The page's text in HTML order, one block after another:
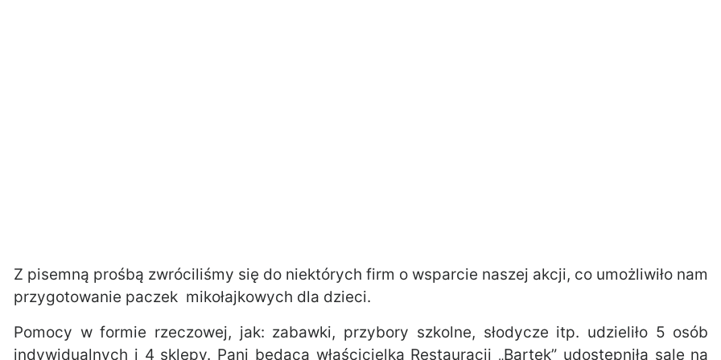
Z pisemną prośbą zwróciliśmy się do niektórych firm o wsparcie naszej akcji, co umożliwiło nam
przygotowanie paczek mikołajkowych dla dzieci.
Pomocy w formie rzeczowej, jak: zabawki, przybory szkolne, słodycze itp. udzieliło 5 osób
indywidualnych i 4 sklepy. Pani będąca właścicielką Restauracji „Bartek” udostępniła salę na